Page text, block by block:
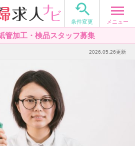

条件変更 メニュー
管加工・検品スタッフ募集
2026.05.26更新